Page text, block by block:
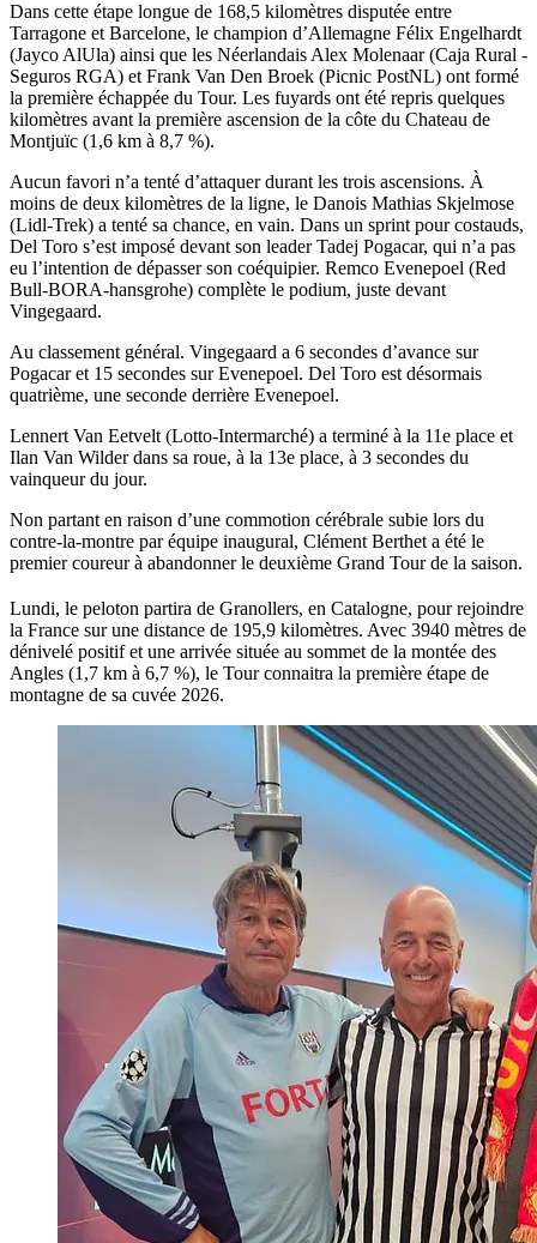
Dans cette étape longue de 168,5 kilomètres disputée entre
Tarragone et Barcelone, le champion d’Allemagne Félix Engelhardt
(Jayco AlUla) ainsi que les Néerlandais Alex Molenaar (Caja Rural -
Seguros RGA) et Frank Van Den Broek (Picnic PostNL) ont formé
la première échappée du Tour. Les fuyards ont été repris quelques
kilomètres avant la première ascension de la côte du Chateau de
Montjuïc (1,6 km à 8,7 %).
Aucun favori n’a tenté d’attaquer durant les trois ascensions. À
moins de deux kilomètres de la ligne, le Danois Mathias Skjelmose
(Lidl-Trek) a tenté sa chance, en vain. Dans un sprint pour costauds,
Del Toro s’est imposé devant son leader Tadej Pogacar, qui n’a pas
eu l’intention de dépasser son coéquipier. Remco Evenepoel (Red
Bull-BORA-hansgrohe) complète le podium, juste devant
Vingegaard.
Au classement général. Vingegaard a 6 secondes d’avance sur
Pogacar et 15 secondes sur Evenepoel. Del Toro est désormais
quatrième, une seconde derrière Evenepoel.
Lennert Van Eetvelt (Lotto-Intermarché) a terminé à la 11e place et
Ilan Van Wilder dans sa roue, à la 13e place, à 3 secondes du
vainqueur du jour.
Non partant en raison d’une commotion cérébrale subie lors du
contre-la-montre par équipe inaugural, Clément Berthet a été le
premier coureur à abandonner le deuxième Grand Tour de la saison.
Lundi, le peloton partira de Granollers, en Catalogne, pour rejoindre
la France sur une distance de 195,9 kilomètres. Avec 3940 mètres de
dénivelé positif et une arrivée située au sommet de la montée des
Angles (1,7 km à 6,7 %), le Tour connaitra la première étape de
montagne de sa cuvée 2026.